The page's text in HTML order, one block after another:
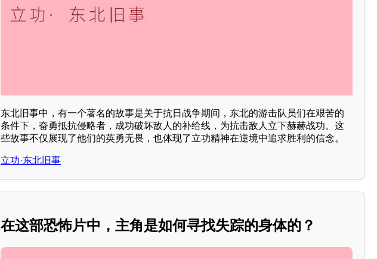
东北旧事中，有一个著名的故事是关于抗日战争期间，东北的游击队员们在艰苦的
条件下，奋勇抵抗侵略者，成功破坏敌人的补给线，为抗击敌人立下赫赫战功。这
些故事不仅展现了他们的英勇无畏，也体现了立功精神在逆境中追求胜利的信念。
立功·东北旧事
在这部恐怖片中，主角是如何寻找失踪的身体的？